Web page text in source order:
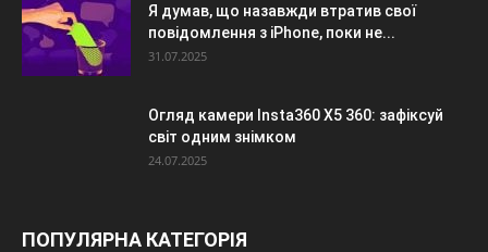
Я думав, що назавжди втратив свої
повідомлення з iPhone, поки не...
31.07.2025
Огляд камери Insta360 X5 360: зафіксуй
світ одним знімком
24.07.2025
ПОПУЛЯРНА КАТЕГОРІЯ